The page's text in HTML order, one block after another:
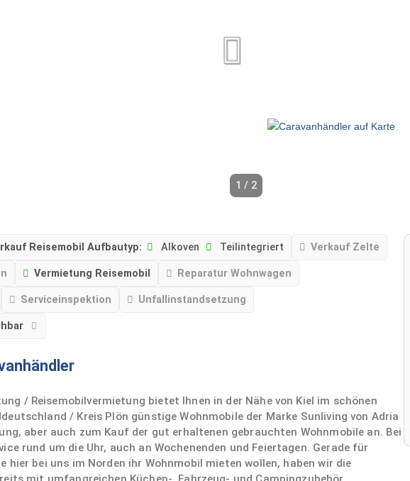
1 / 2
Reisemobil Aufbautyp: Alkoven Teilintegriert Verkauf Zelte
Vermietung Reisemobil Reparatur Wohnwagen
Serviceinspektion Unfallinstandsetzung
/ Reisemobilvermietung bietet Ihnen in der Nähe von Kiel im schönen
/ Kreis Plön günstige Wohnmobile der Marke Sunliving von Adria
aber auch zum Kauf der gut erhaltenen gebrauchten Wohnmobile an. Bei
rund um die Uhr, auch an Wochenenden und Feiertagen. Gerade für
hier bei uns im Norden ihr Wohnmobil mieten wollen, haben wir die